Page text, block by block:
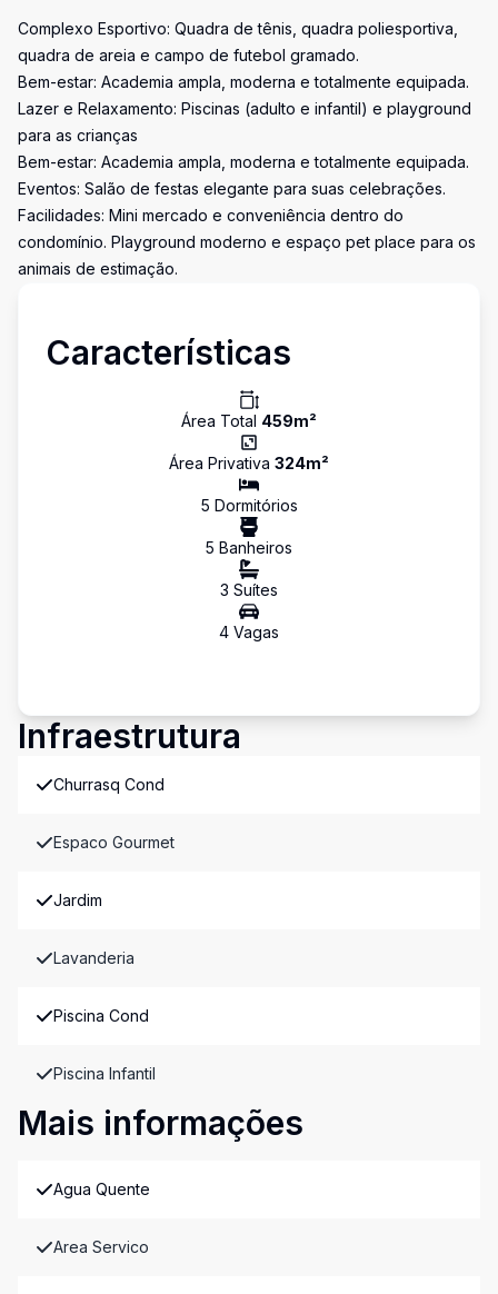
Complexo Esportivo: Quadra de tênis, quadra poliesportiva,
quadra de areia e campo de futebol gramado.
Bem-estar: Academia ampla, moderna e totalmente equipada.
Lazer e Relaxamento: Piscinas (adulto e infantil) e playground
para as crianças
Bem-estar: Academia ampla, moderna e totalmente equipada.
Eventos: Salão de festas elegante para suas celebrações.
Facilidades: Mini mercado e conveniência dentro do
condomínio. Playground moderno e espaço pet place para os
animais de estimação.
Características
Área Total 459m²
Área Privativa 324m²
5 Dormitórios
5 Banheiros
3 Suítes
4 Vagas
Infraestrutura
Churrasq Cond
Espaco Gourmet
Jardim
Lavanderia
Piscina Cond
Piscina Infantil
Mais informações
Agua Quente
Area Servico